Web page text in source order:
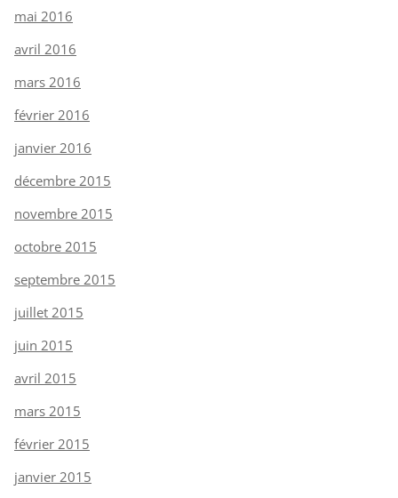
mai 2016
avril 2016
mars 2016
février 2016
janvier 2016
décembre 2015
novembre 2015
octobre 2015
septembre 2015
juillet 2015
juin 2015
avril 2015
mars 2015
février 2015
janvier 2015